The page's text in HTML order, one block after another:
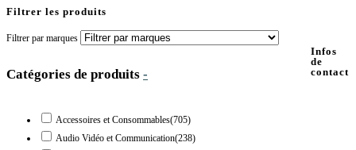
Filtrer les produits
Filtrer par marques
Catégories de produits -
Accessoires et Consommables(705)
Audio Vidéo et Communication(238)
Infos
de
contact